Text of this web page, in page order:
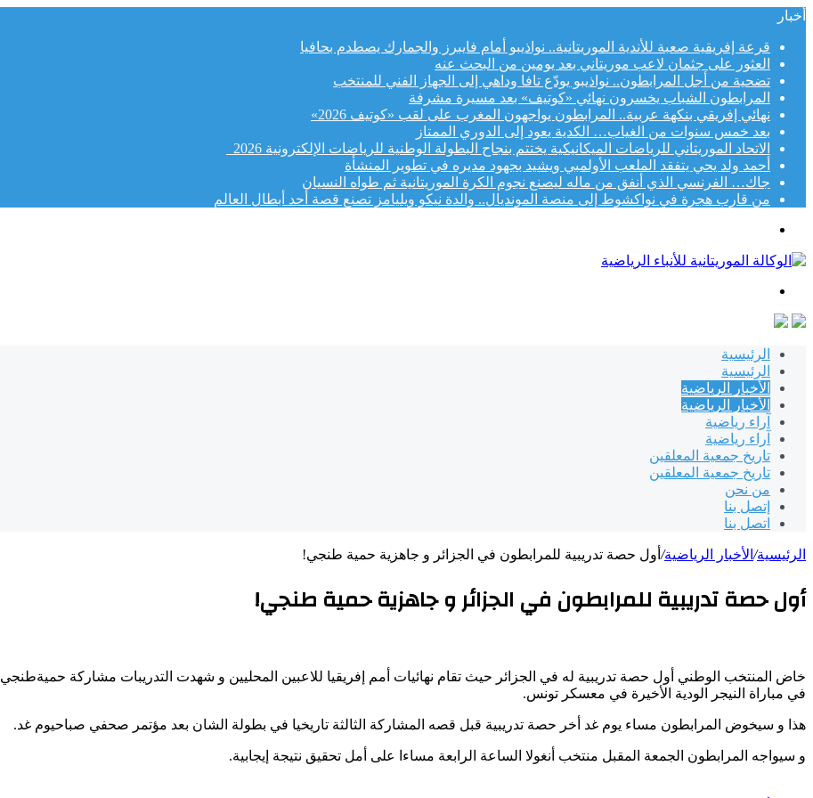
أخبار
قرعة إفريقية صعبة للأندية الموريتانية.. نواذيبو أمام فايبرز والجمارك يصطدم بحافيا
العثور على جثمان لاعب موريتاني بعد يومين من البحث عنه
تضحية من أجل المرابطون.. نواذيبو يودّع تافا وداهي إلى الجهاز الفني للمنتخب
المرابطون الشباب يخسرون نهائي «كوتيف» بعد مسيرة مشرفة
نهائي إفريقي بنكهة عربية.. المرابطون يواجهون المغرب على لقب «كوتيف 2026»
بعد خمس سنوات من الغياب… الكدية يعود إلى الدوري الممتاز
الاتحاد الموريتاني للرياضات الميكانيكية يختتم بنجاح البطولة الوطنية للرياضات الإلكترونية 2026
أحمد ولد يحي يتفقد الملعب الأولمبي ويشيد بجهود مديره في تطوير المنشأة
جاك… الفرنسي الذي أنفق من ماله ليصنع نجوم الكرة الموريتانية ثم طواه النسيان
من قارب هجرة في نواكشوط إلى منصة المونديال.. والدة نيكو ويليامز تصنع قصة أحد أبطال العالم
الرئيسية
الرئيسية
الأخبار الرياضية
الأخبار الرياضية
آراء رياضية
آراء رياضية
تاريخ جمعية المعلقين
تاريخ جمعية المعلقين
من نحن
إتصل بنا
اتصل بنا
الرئيسية/ الأخبار الرياضية/ أول حصة تدريبية للمرابطون في الجزائر و جاهزية حمية طنجي!
أول حصة تدريبية للمرابطون في الجزائر و جاهزية حمية طنجي!
خاض المنتخب الوطني أول حصة تدريبية له في الجزائر حيث تقام نهائيات أمم إفريقيا للاعبين المحليين و شهدت التدريبات مشاركة حميةطنجي
في مباراة النيجر الودية الأخيرة في معسكر تونس.
هذا و سيخوض المرابطون مساء يوم غد أخر حصة تدريبية قبل قصه المشاركة الثالثة تاريخيا في بطولة الشان بعد مؤتمر صحفي صباحيوم غد.
و سيواجه المرابطون الجمعة المقبل منتخب أنغولا الساعة الرابعة مساءا على أمل تحقيق نتيجة إيجابية.